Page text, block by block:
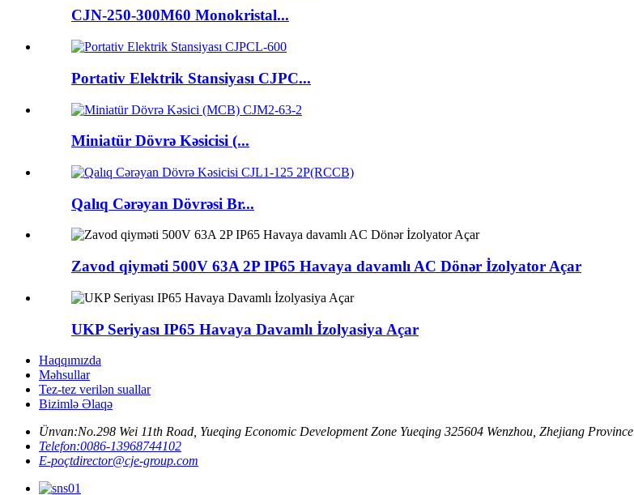
CJN-250-300M60 Monokristal...
Portativ Elektrik Stansiyası CJPC...
Miniatür Dövrə Kəsicisi (...
Qalıq Cərəyan Dövrəsi Br...
Zavod qiyməti 500V 63A 2P IP65 Havaya davamlı AC Dönər İzolyator Açar
UKP Seriyası IP65 Havaya Davamlı İzolyasiya Açar
Haqqımızda
Məhsullar
Tez-tez verilən suallar
Bizimlə Əlaqə
Ünvan:No.298 Wei 11th Road, Yueqing Economic Development Zone Yueqing 325604 Wenzhou, Zhejiang Province
Telefon:0086-13968744102
E-poçtdirector@cje-group.com